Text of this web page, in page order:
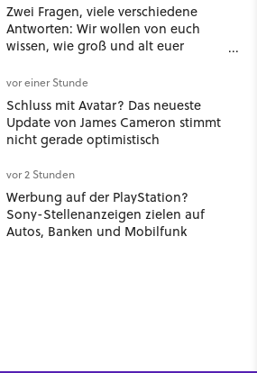
Zwei Fragen, viele verschiedene
Antworten: Wir wollen von euch
wissen, wie groß und alt euer
vor einer Stunde
Schluss mit Avatar? Das neueste
Update von James Cameron stimmt
nicht gerade optimistisch
vor 2 Stunden
Werbung auf der PlayStation?
Sony-Stellenanzeigen zielen auf
Autos, Banken und Mobilfunk